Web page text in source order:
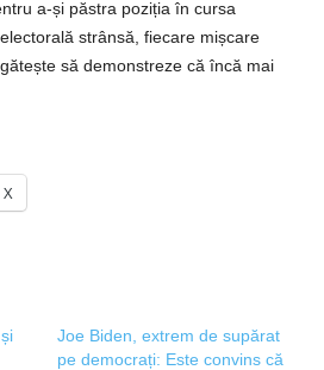
a-și păstra poziția în cursa
strânsă, fiecare mișcare
să demonstreze că încă mai
X
Joe Biden, extrem de supărat
pe democrați: Este convins că